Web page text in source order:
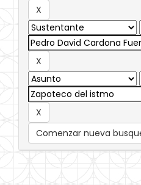
Comenzar nueva